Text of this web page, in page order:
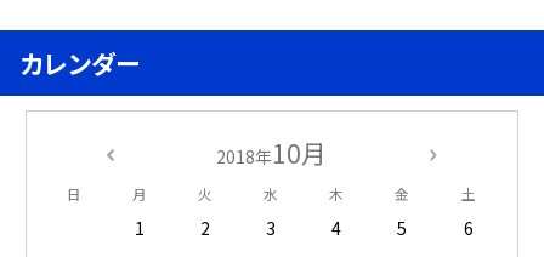
カレンダー
2018年10月
日 月 火 水 木 金 土
1 2 3 4 5
6